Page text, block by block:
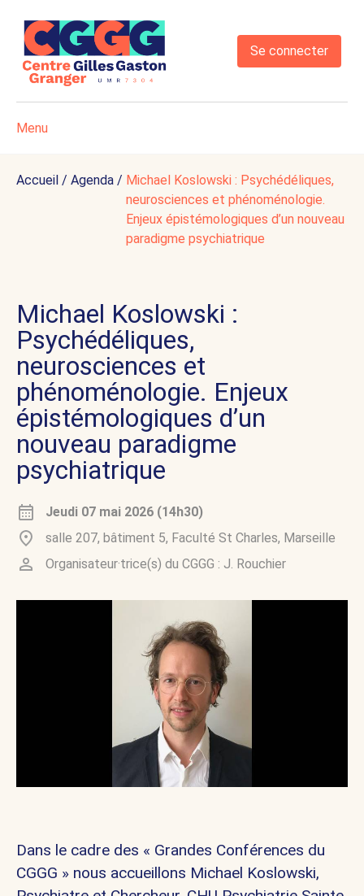
Se connecter
Menu
Accueil / Agenda / Michael Koslowski : Psychédéliques,
neurosciences et phénoménologie.
Enjeux épistémologiques d’un nouveau
paradigme psychiatrique
Michael Koslowski :
Psychédéliques,
neurosciences et
phénoménologie. Enjeux
épistémologiques d’un
nouveau paradigme
psychiatrique
Jeudi 07 mai 2026 (14h30)
salle 207, bâtiment 5, Faculté St Charles, Marseille
Organisateur·trice(s) du CGGG : J. Rouchier
Dans le cadre des « Grandes Conférences du
CGGG » nous accueillons Michael Koslowski,